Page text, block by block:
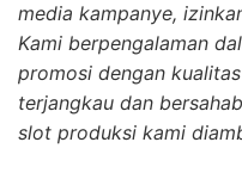
media kampanye,
Kami berpengalaman
promosi dengan
terjangkau dan
slot produksi kami